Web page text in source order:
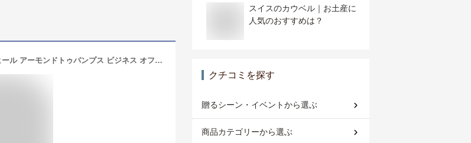
【送料無料】リーガル パンプス レディース 革靴 ローヒール アーモンドトゥパンプス ビジネス オフィスカジュアル 黒 ブラック シルバーパール ブラウンスエード チャンキーヒール 通勤 お仕事 本革 シンプル 痛くない 歩きやすい 約3cmヒール 日本製 F07M evid
スイスのカウベル｜お土産に
人気のおすすめは？
クチコミを探す
贈るシーン・イベントから選ぶ
商品カテゴリーから選ぶ